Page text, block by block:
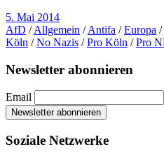
5. Mai 2014
AfD /Allgemein /Antifa /Europa /
Köln /No Nazis /Pro Köln /Pro
Newsletter abonnieren
Email
Soziale Netzwerke